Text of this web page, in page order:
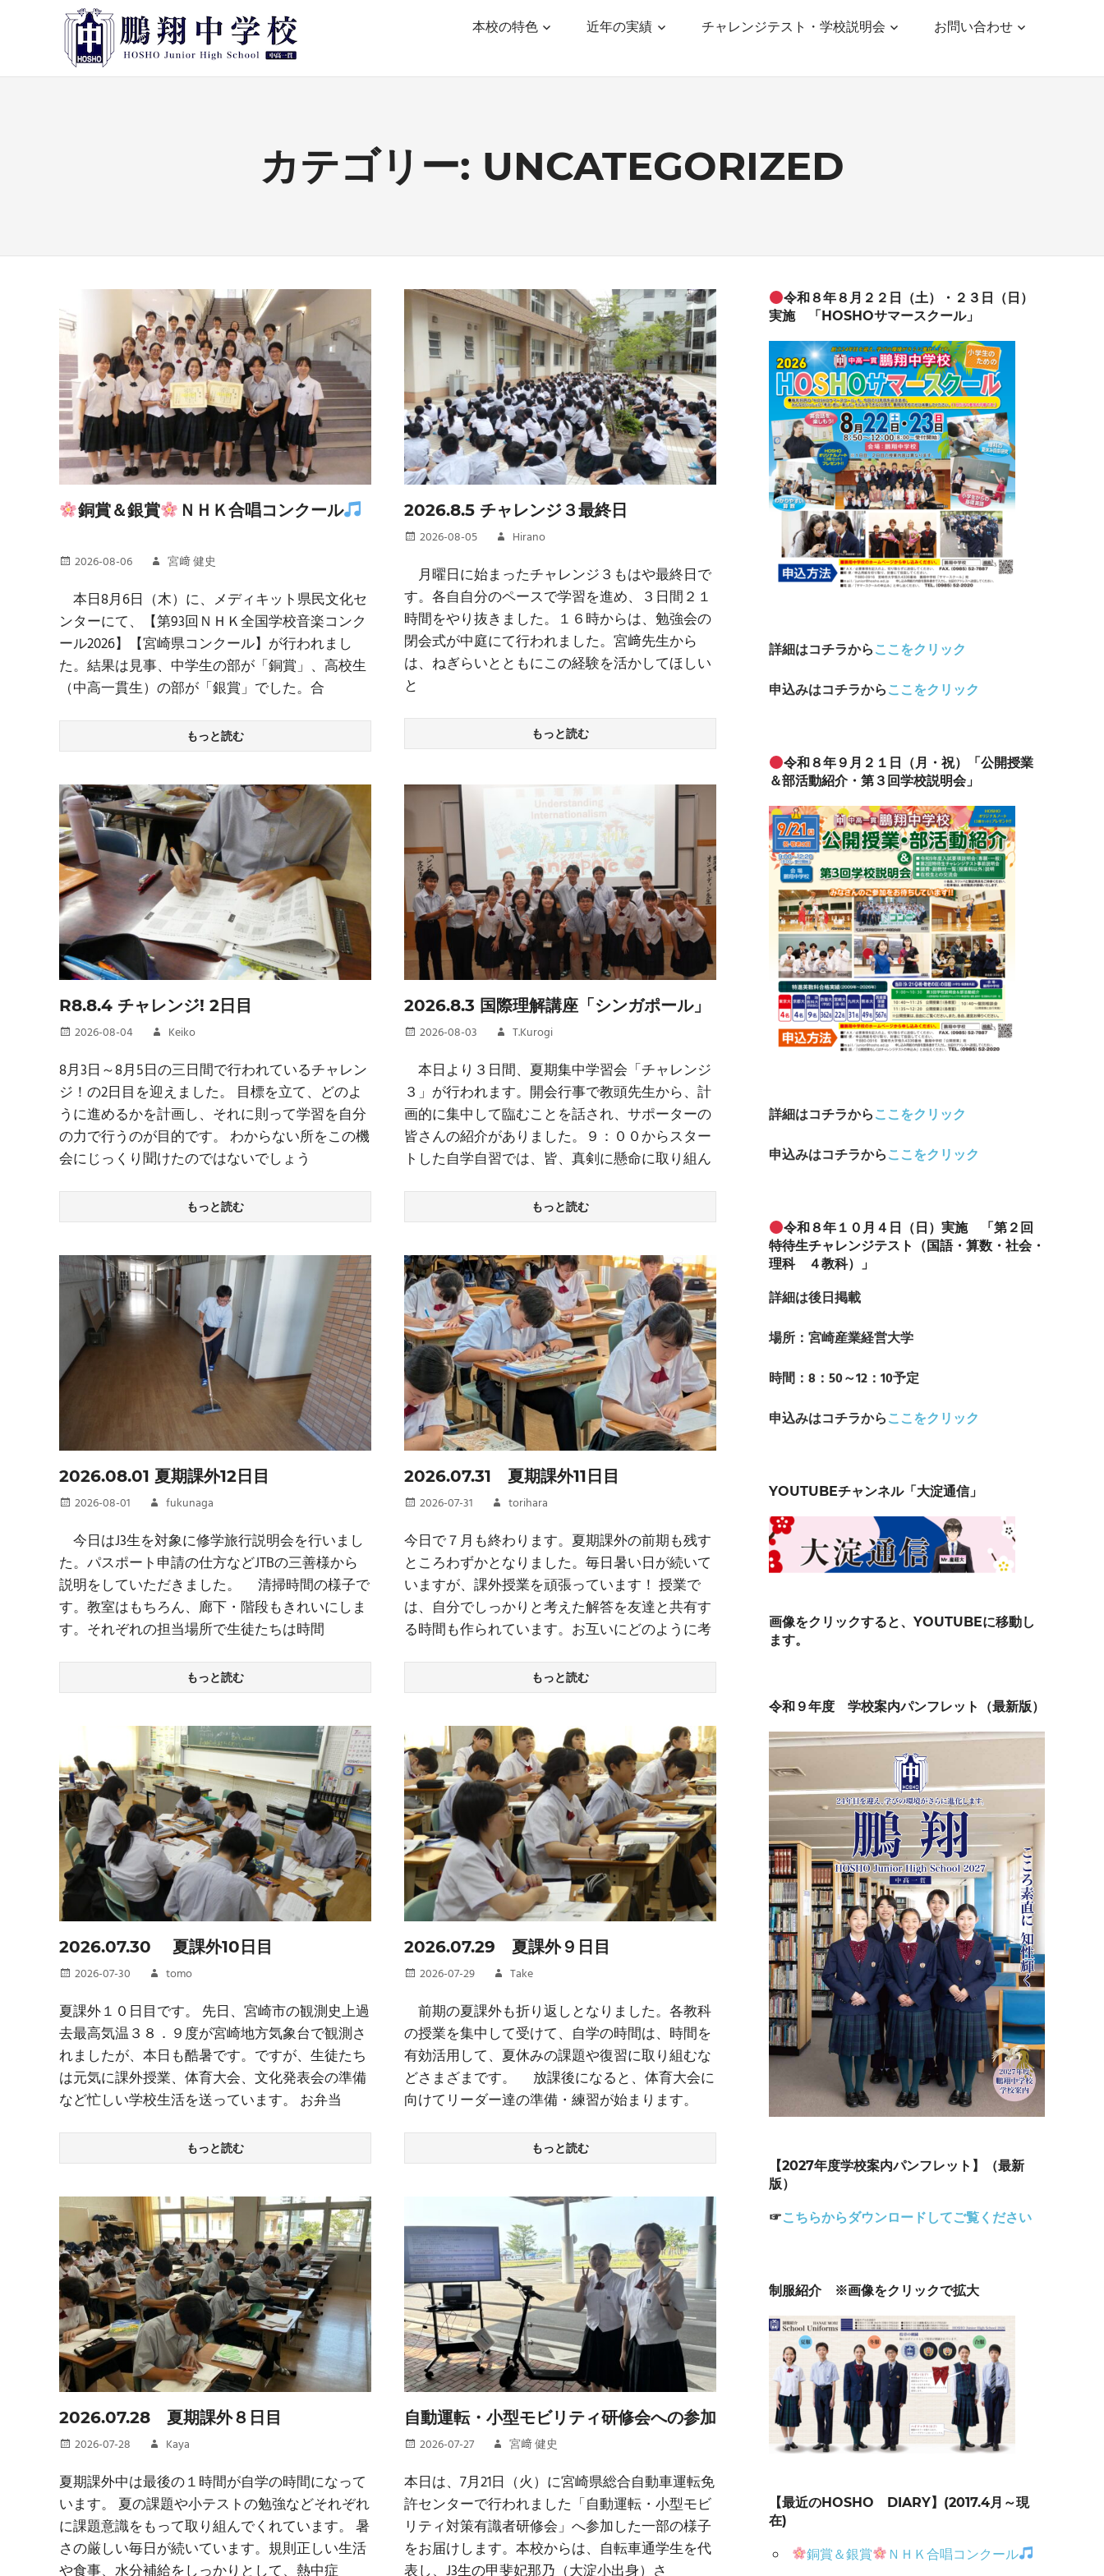
ン
校
鵬
で
本校の特色 近年の実績 チャレンジテスト・学校説明会 お問い合わせ
カテゴリー: UNCATEGORIZED
銅賞＆銀賞 ＮＨＫ合唱コンクール
2026-08-06 宮﨑 健史
本日8月6日（木）に、メディキット県民文化セ
ンターにて、【第93回ＮＨＫ全国学校音楽コンク
ール2026】【宮崎県コンクール】が行われまし
た。結果は見事、中学生の部が「銅賞」、高校生
（中高一貫生）の部が「銀賞」でした。合
もっと読む
2026.8.5 チャレンジ３最終日
2026-08-05 Hirano
月曜日に始まったチャレンジ３もはや最終日で
す。各自自分のペースで学習を進め、３日間２１
時間をやり抜きました。１６時からは、勉強会の
閉会式が中庭にて行われました。宮﨑先生から
は、ねぎらいとともにこの経験を活かしてほしい
と
もっと読む
R8.8.4 チャレンジ! 2日目
2026-08-04 Keiko
8月3日～8月5日の三日間で行われているチャレン
ジ！の2日目を迎えました。 目標を立て、どのよ
うに進めるかを計画し、それに則って学習を自分
の力で行うのが目的です。 わからない所をこの機
会にじっくり聞けたのではないでしょう
もっと読む
2026.8.3 国際理解講座「シンガポール」
2026-08-03 T.Kurogi
本日より３日間、夏期集中学習会「チャレンジ
３」が行われます。開会行事で教頭先生から、計
画的に集中して臨むことを話され、サポーターの
皆さんの紹介がありました。９：００からスター
トした自学自習では、皆、真剣に懸命に取り組ん
もっと読む
2026.08.01 夏期課外12日目
2026-08-01 fukunaga
今日はJ3生を対象に修学旅行説明会を行いまし
た。パスポート申請の仕方などJTBの三善様から
説明をしていただきました。 清掃時間の様子で
す。教室はもちろん、廊下・階段もきれいにしま
す。それぞれの担当場所で生徒たちは時間
もっと読む
2026.07.31 夏期課外11日目
2026-07-31 torihara
今日で７月も終わります。夏期課外の前期も残す
ところわずかとなりました。毎日暑い日が続いて
いますが、課外授業を頑張っています！ 授業で
は、自分でしっかりと考えた解答を友達と共有す
る時間も作られています。お互いにどのように考
もっと読む
2026.07.30 夏課外10日目
2026-07-30 tomo
夏課外１０日目です。 先日、宮崎市の観測史上過
去最高気温３８．９度が宮崎地方気象台で観測さ
れましたが、本日も酷暑です。ですが、生徒たち
は元気に課外授業、体育大会、文化発表会の準備
など忙しい学校生活を送っています。 お弁当
もっと読む
2026.07.29 夏課外９日目
2026-07-29 Take
前期の夏課外も折り返しとなりました。各教科
の授業を集中して受けて、自学の時間は、時間を
有効活用して、夏休みの課題や復習に取り組むな
どさまざまです。 放課後になると、体育大会に
向けてリーダー達の準備・練習が始まります。
もっと読む
2026.07.28 夏期課外８日目
2026-07-28 Kaya
夏期課外中は最後の１時間が自学の時間になって
います。 夏の課題や小テストの勉強などそれぞれ
に課題意識をもって取り組んでくれています。 暑
さの厳しい毎日が続いています。規則正しい生活
や食事、水分補給をしっかりとして、熱中症
自動運転・小型モビリティ研修会への参加
2026-07-27 宮﨑 健史
本日は、7月21日（火）に宮崎県総合自動車運転免
許センターで行われました「自動運転・小型モビ
リティ対策有識者研修会」へ参加した一部の様子
をお届けします。本校からは、自転車通学生を代
表し、J3生の甲斐妃那乃（大淀小出身）さ
令和８年８月２２日（土）・２３日（日）
実施 「HOSHOサマースクール」
詳細はコチラからここをクリック
申込みはコチラからここをクリック
令和８年９月２１日（月・祝）「公開授業
＆部活動紹介・第３回学校説明会」
詳細はコチラからここをクリック
申込みはコチラからここをクリック
令和８年１０月４日（日）実施 「第２回
特待生チャレンジテスト（国語・算数・社会・
理科 ４教科）」
詳細は後日掲載
場所：宮崎産業経営大学
時間：8：50～12：10予定
申込みはコチラからここをクリック
YOUTUBEチャンネル「大淀通信」
画像をクリックすると、YOUTUBEに移動し
ます。
令和９年度 学校案内パンフレット（最新版）
【2027年度学校案内パンフレット】（最新
版）
☞こちらからダウンロードしてご覧ください
制服紹介 ※画像をクリックで拡大
【最近のHOSHO DIARY】(2017.4月～現
在)
銅賞＆銀賞
ＮＨＫ合唱コンクール